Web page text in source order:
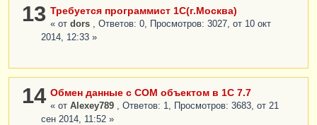
13 Требуется программист 1С(г.Москва)
« от dors
, Ответов: 0, Просмотров: 3027, от 10 окт
2014, 12:33 »
14 Обмен данные с COM объектом в 1C 7.7
« от Alexey789
, Ответов: 1, Просмотров: 3683, от 21
сен 2014, 11:52 »